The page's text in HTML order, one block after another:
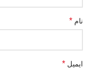
نام *
ایمیل *